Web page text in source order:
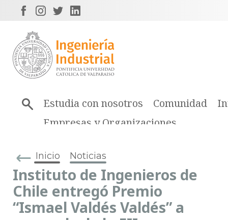
Estudia con nosotros Comunidad
Empresas y Organizaciones
Inicio Noticias
Instituto de Ingenieros de
Chile entregó Premio
“Ismael Valdés Valdés” a